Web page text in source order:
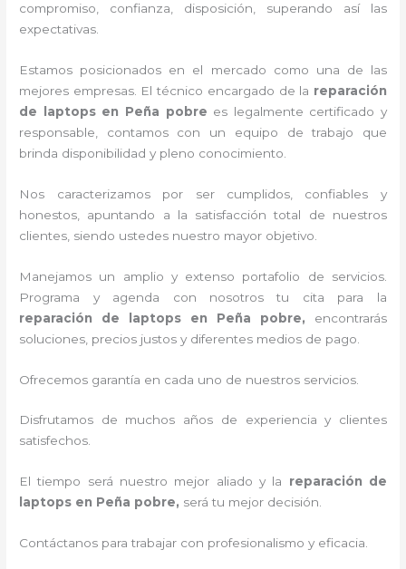
compromiso, confianza, disposición, superando así las
expectativas.
Estamos posicionados en el mercado como una de las
mejores empresas. El técnico encargado de la reparación
de laptops en Peña pobre es legalmente certificado y
responsable, contamos con un equipo de trabajo que
brinda disponibilidad y pleno conocimiento.
Nos caracterizamos por ser cumplidos, confiables y
honestos, apuntando a la satisfacción total de nuestros
clientes, siendo ustedes nuestro mayor objetivo.
Manejamos un amplio y extenso portafolio de servicios.
Programa y agenda con nosotros tu cita para la
reparación de laptops en Peña pobre, encontrarás
soluciones, precios justos y diferentes medios de pago.
Ofrecemos garantía en cada uno de nuestros servicios.
Disfrutamos de muchos años de experiencia y clientes
satisfechos.
El tiempo será nuestro mejor aliado y la reparación de
laptops en Peña pobre, será tu mejor decisión.
Contáctanos para trabajar con profesionalismo y eficacia.